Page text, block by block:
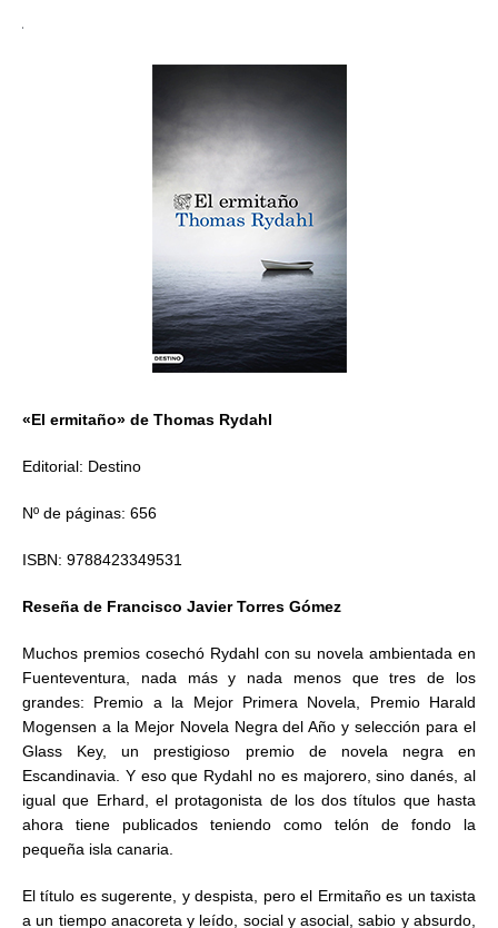
«El ermitaño» de Thomas Rydahl
Editorial: Destino
Nº de páginas: 656
ISBN: 9788423349531
Reseña de Francisco Javier Torres Gómez
Muchos premios cosechó Rydahl con su novela ambientada en
Fuenteventura, nada más y nada menos que tres de los
grandes: Premio a la Mejor Primera Novela, Premio Harald
Mogensen a la Mejor Novela Negra del Año y selección para el
Glass Key, un prestigioso premio de novela negra en
Escandinavia. Y eso que Rydahl no es majorero, sino danés, al
igual que Erhard, el protagonista de los dos títulos que hasta
ahora tiene publicados teniendo como telón de fondo la
pequeña isla canaria.
El título es sugerente, y despista, pero el Ermitaño es un taxista
a un tiempo anacoreta y leído, social y asocial, sabio y absurdo,